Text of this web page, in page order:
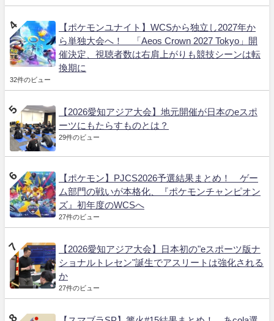
【ポケモンユナイト】WCSから独立し2027年か
ら単独大会へ！ 「Aeos Crown 2027 Tokyo」開
催決定、視聴者数は右肩上がりも競技シーンは転
換期に
32件のビュー
【2026愛知アジア大会】地元開催が日本のeスポ
ーツにもたらすものとは？
29件のビュー
【ポケモン】PJCS2026予選結果まとめ！ ゲー
ム部門の戦いが本格化、『ポケモンチャンピオン
ズ』初年度のWCSへ
27件のビュー
【2026愛知アジア大会】日本初の"eスポーツ版ナ
ショナルトレセン"誕生でアスリートは強化される
か
27件のビュー